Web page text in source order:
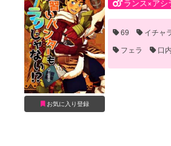
お気に入り登録
ランス×アシ
触手×クロオ
クロオビ
69 イチャ
フェラ
口
触手